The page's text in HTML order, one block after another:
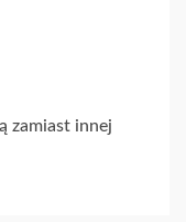
zamiast innej